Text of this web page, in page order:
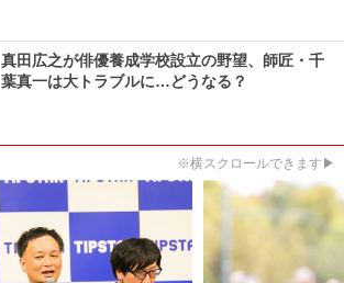
真田広之が俳優養成学校設立の野望、師匠・千
葉真一は大トラブルに…どうなる？
※横スクロールできます▶